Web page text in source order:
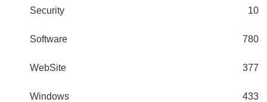
Security 10
Software 780
WebSite 377
Windows 433